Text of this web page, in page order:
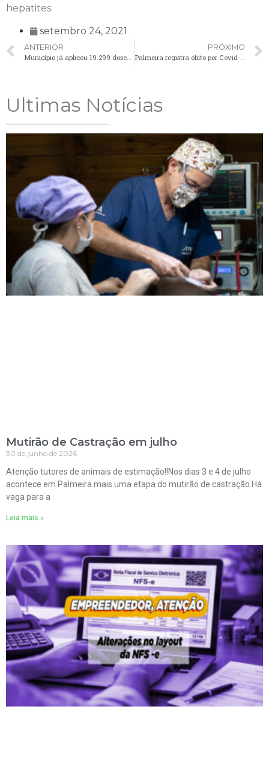
hepatites.
setembro 24, 2021
ANTERIOR
Município já aplicou 19.299 doses de vacina contra a Influenza
PRÓXIMO
Palmeira registra óbito por Covid-19 e confirma sete novos casos
Ultimas Notícias
Mutirão de Castração em julho
30 de junho de 2026
Atenção tutores de animais de estimação!!Nos dias 3 e 4 de julho
acontece em Palmeira mais uma etapa do mutirão de castração.Há
vaga para a
Leia mais »